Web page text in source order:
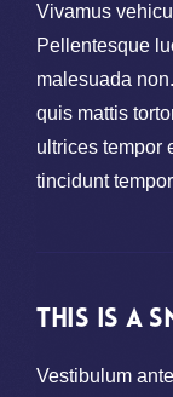
Vivamus
Pellentesque
malesuada
quis mattis
ultrices tempor
tincidunt
This is a
Vestibulum